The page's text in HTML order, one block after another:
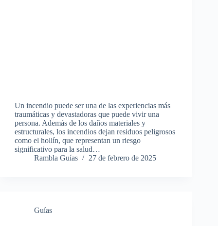
Un incendio puede ser una de las experiencias más
traumáticas y devastadoras que puede vivir una
persona. Además de los daños materiales y
estructurales, los incendios dejan residuos peligrosos
como el hollín, que representan un riesgo
significativo para la salud…
Rambla Guías
27 de febrero de 2025
Guías